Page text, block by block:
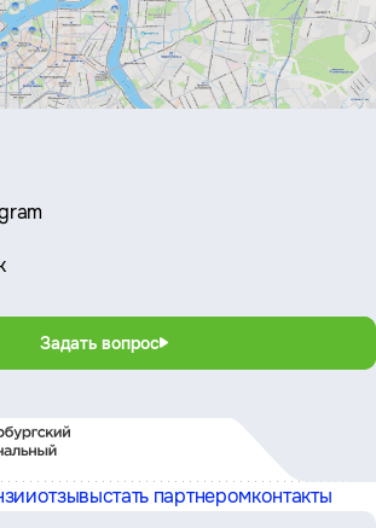
Задать вопрос
отзывыстать партнеромконтакты